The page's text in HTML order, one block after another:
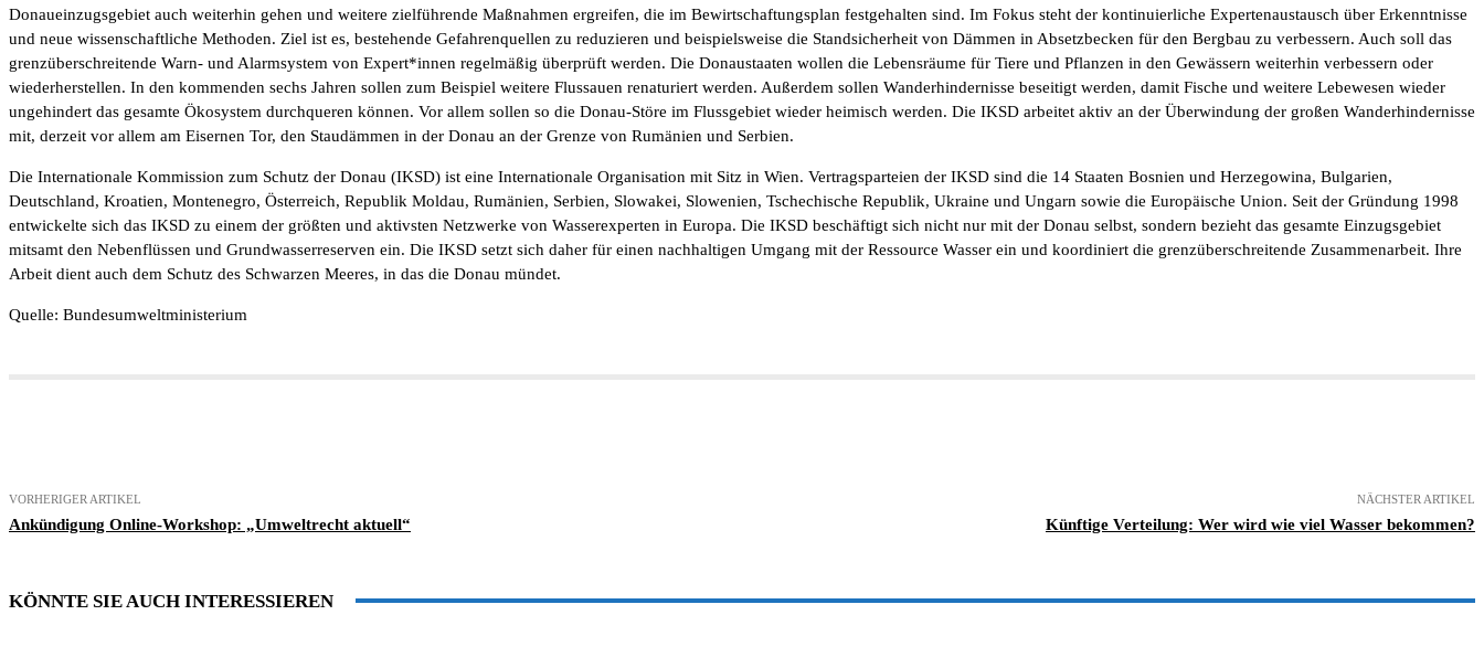
Donaueinzugsgebiet auch weiterhin gehen und weitere zielführende Maßnahmen ergreifen, die im Bewirtschaftungsplan festgehalten sind. Im Fokus steht der kontinuierliche Expertenaustausch über Erkenntnisse
und neue wissenschaftliche Methoden. Ziel ist es, bestehende Gefahrenquellen zu reduzieren und beispielsweise die Standsicherheit von Dämmen in Absetzbecken für den Bergbau zu verbessern. Auch soll das
grenzüberschreitende Warn- und Alarmsystem von Expert*innen regelmäßig überprüft werden. Die Donaustaaten wollen die Lebensräume für Tiere und Pflanzen in den Gewässern weiterhin verbessern oder
wiederherstellen. In den kommenden sechs Jahren sollen zum Beispiel weitere Flussauen renaturiert werden. Außerdem sollen Wanderhindernisse beseitigt werden, damit Fische und weitere Lebewesen wieder
ungehindert das gesamte Ökosystem durchqueren können. Vor allem sollen so die Donau-Störe im Flussgebiet wieder heimisch werden. Die IKSD arbeitet aktiv an der Überwindung der großen Wanderhindernisse
mit, derzeit vor allem am Eisernen Tor, den Staudämmen in der Donau an der Grenze von Rumänien und Serbien.
Die Internationale Kommission zum Schutz der Donau (IKSD) ist eine Internationale Organisation mit Sitz in Wien. Vertragsparteien der IKSD sind die 14 Staaten Bosnien und Herzegowina, Bulgarien,
Deutschland, Kroatien, Montenegro, Österreich, Republik Moldau, Rumänien, Serbien, Slowakei, Slowenien, Tschechische Republik, Ukraine und Ungarn sowie die Europäische Union. Seit der Gründung 1998
entwickelte sich das IKSD zu einem der größten und aktivsten Netzwerke von Wasserexperten in Europa. Die IKSD beschäftigt sich nicht nur mit der Donau selbst, sondern bezieht das gesamte Einzugsgebiet
mitsamt den Nebenflüssen und Grundwasserreserven ein. Die IKSD setzt sich daher für einen nachhaltigen Umgang mit der Ressource Wasser ein und koordiniert die grenzüberschreitende Zusammenarbeit. Ihre
Arbeit dient auch dem Schutz des Schwarzen Meeres, in das die Donau mündet.
Quelle: Bundesumweltministerium
VORHERIGER ARTIKEL
Ankündigung Online-Workshop: „Umweltrecht aktuell“
NÄCHSTER ARTIKEL
Künftige Verteilung: Wer wird wie viel Wasser bekommen?
KÖNNTE SIE AUCH INTERESSIEREN